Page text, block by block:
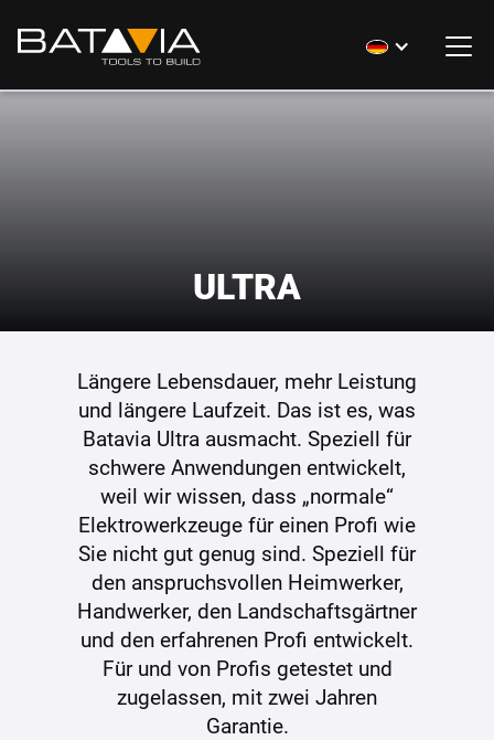
ULTRA
Längere Lebensdauer, mehr Leistung
und längere Laufzeit. Das ist es, was
Batavia Ultra ausmacht. Speziell für
schwere Anwendungen entwickelt,
weil wir wissen, dass „normale“
Elektrowerkzeuge für einen Profi wie
Sie nicht gut genug sind. Speziell für
den anspruchsvollen Heimwerker,
Handwerker, den Landschaftsgärtner
und den erfahrenen Profi entwickelt.
Für und von Profis getestet und
zugelassen, mit zwei Jahren
Garantie.